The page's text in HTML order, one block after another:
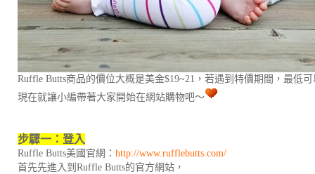
Ruffle Butts商品的價位大概是美金$19~21，若遇到特價期間，最低
現在就讓小編帶著大家開始在網站購物吧～
步驟一：登入
Ruffle Butts美國官網： http://www.rufflebutts.com/
首先先進入到Ruffle Butts的官方網站，